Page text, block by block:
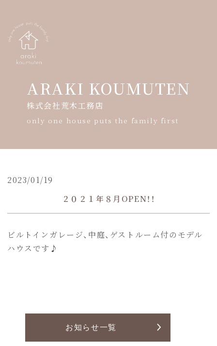
ARAKI KOUMUTEN
株式会社荒木工務店
only one house puts the family first
HOME
暮らしの写真展
ギャラリー
News
プライバシーポリシー
2023/01/19
２０２１年８月OPEN！！
ビルトインガレージ、中庭、ゲストルーム付のモデル
ハウスです♪
お知らせ一覧